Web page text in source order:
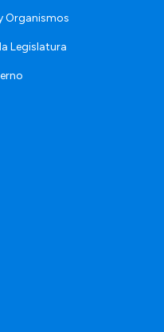
Organismos
Legislatura